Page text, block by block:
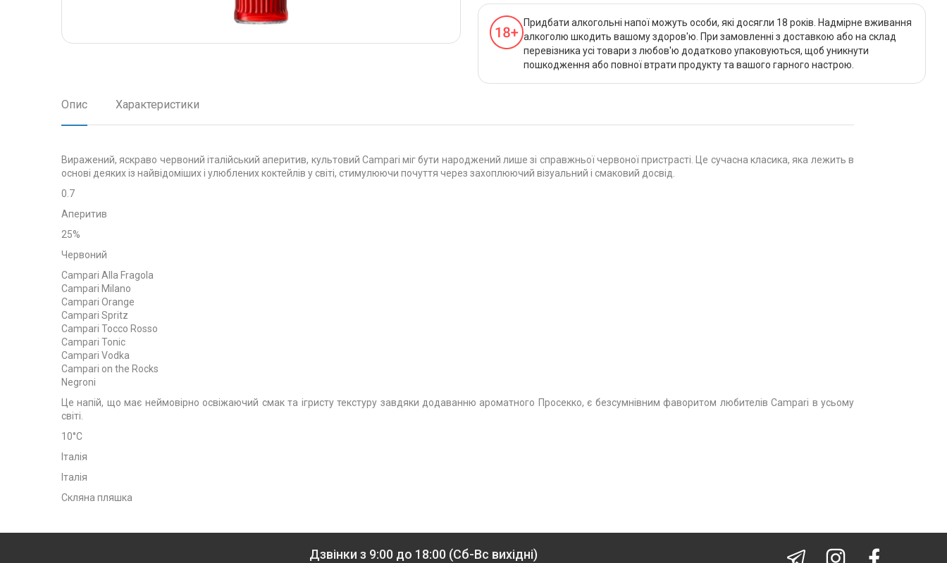
Придбати алкогольні напої можуть особи, які досягли 18 років. Надмірне вживання
алкоголю шкодить вашому здоров'ю. При замовленні з доставкою або на склад
перевізника усі товари з любов'ю додатково упаковуються, щоб уникнути
пошкодження або повної втрати продукту та вашого гарного настрою.
Опис Характеристики
Виражений, яскраво червоний італійський аперитив, культовий Campari міг бути народжений лише зі справжньої червоної пристрасті. Це сучасна класика, яка лежить в
основі деяких із найвідоміших і улюблених коктейлів у світі, стимулюючи почуття через захоплюючий візуальний і смаковий досвід.
0.7
Аперитив
25%
Червоний
Campari Alla Fragola
Campari Milano
Campari Orange
Campari Spritz
Campari Tocco Rosso
Campari Tonic
Campari Vodka
Campari on the Rocks
Negroni
Це напій, що має неймовірно освіжаючий смак та ігристу текстуру завдяки додаванню ароматного Просекко, є безсумнівним фаворитом любителів Campari в усьому
світі.
10°С
Італія
Італія
Скляна пляшка
Дзвінки з 9:00 до 18:00 (Сб-Вс вихідні)